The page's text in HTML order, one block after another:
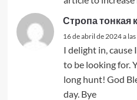
Стропа тонкая
16 de abril de 2024 a
I delight in, cause
to be looking for.
long hunt! God
day. Bye